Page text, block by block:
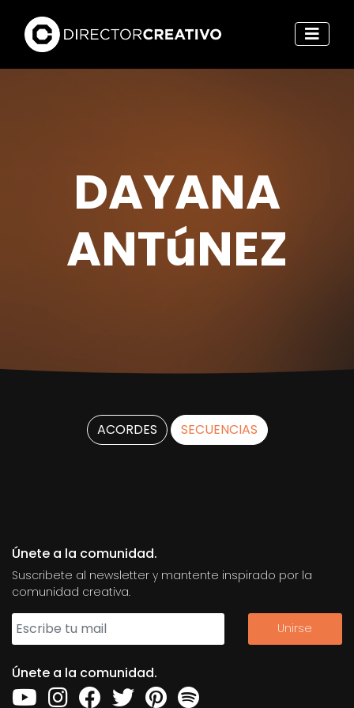
DAYANA
ANTúNEZ
ACORDES SECUENCIAS
Únete a la comunidad.
Suscribete al newsletter y mantente inspirado por la
comunidad creativa.
Únete a la comunidad.